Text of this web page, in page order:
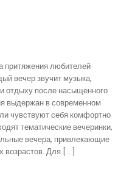
притяжения любителей
вечер звучит музыка,
отдыху после насыщенного
выдержан в современном
чувствуют себя комфортно
тематические вечеринки,
вечера, привлекающие
возрастов. Для […]